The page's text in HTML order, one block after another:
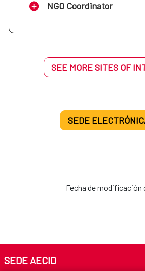
NGO Coordinator
SEE MORE SITES OF
SEDE
Fecha de modificación
SEDE AECID